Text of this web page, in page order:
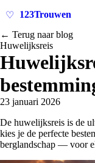
♡
123Trouwen
← Terug naar blog
Huwelijksreis
23 januari 2026
De huwelijksreis is de
kies je de perfecte
berglandschap — voor